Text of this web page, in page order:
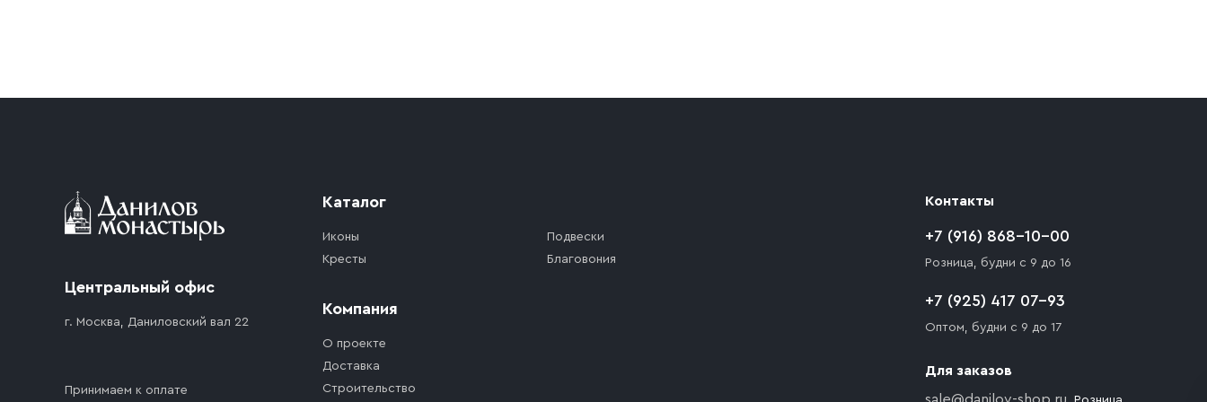
доставка осуществляется до ближайшего места, которое максимально близко к месту запланированной разгрузки товара и не нарушает правила
Центральный офис
г. Москва, Даниловский вал 22
Принимаем к оплате
Каталог
Иконы
Кресты
Подвески
Благовония
Компания
О проекте
Доставка
Строительство
Контакты
+7 (916) 868-10-00
Розница, будни с 9 до 16
+7 (925) 417 07-93
Оптом, будни с 9 до 17
Для заказов